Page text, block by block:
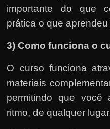
importante do que
prática o que
3) Como funciona o
O curso funciona
materiais
permitindo que você
ritmo, de qualquer